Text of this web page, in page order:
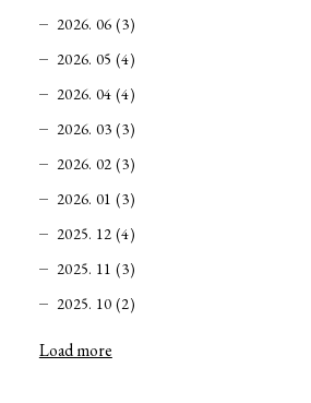
2026. 06 (3)
2026. 05 (4)
2026. 04 (4)
2026. 03 (3)
2026. 02 (3)
2026. 01 (3)
2025. 12 (4)
2025. 11 (3)
2025. 10 (2)
Load more